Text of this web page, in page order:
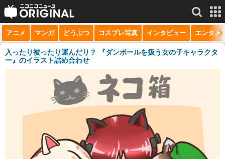
サービス一覧 もっと見る
niconico
ニュース
チャンネル
マンガ
アニメ マンガ どうぶつ コスプレ写真 インタビュー エンタメ
入ったり被ったり運んだり？ 『ダンボールを扱う女の子キャラクタ
ー』のイラスト詰め合わせ